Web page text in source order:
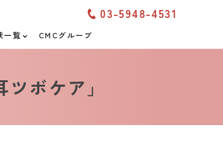
03-5948-4531
一覧 CMCグループ
ボケア」